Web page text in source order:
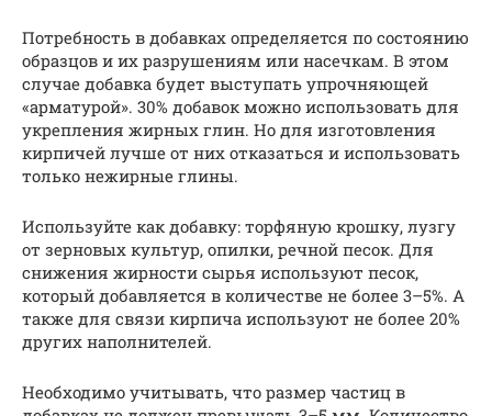
Потребность в добавках определяется по состоянию
образцов и их разрушениям или насечкам. В этом
случае добавка будет выступать упрочняющей
«арматурой». 30% добавок можно использовать для
укрепления жирных глин. Но для изготовления
кирпичей лучше от них отказаться и использовать
только нежирные глины.
Используйте как добавку: торфяную крошку, лузгу
от зерновых культур, опилки, речной песок. Для
снижения жирности сырья используют песок,
который добавляется в количестве не более 3–5%. А
также для связи кирпича используют не более 20%
других наполнителей.
Необходимо учитывать, что размер частиц в